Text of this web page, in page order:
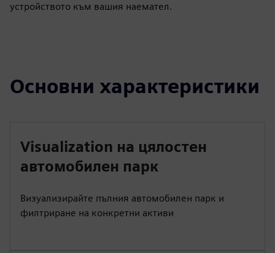
устройството към вашия наемател.
Основни характеристики
Visualization на цялостен
автомобилен парк
Визуализирайте пълния автомобилен парк и
филтриране на конкретни активи